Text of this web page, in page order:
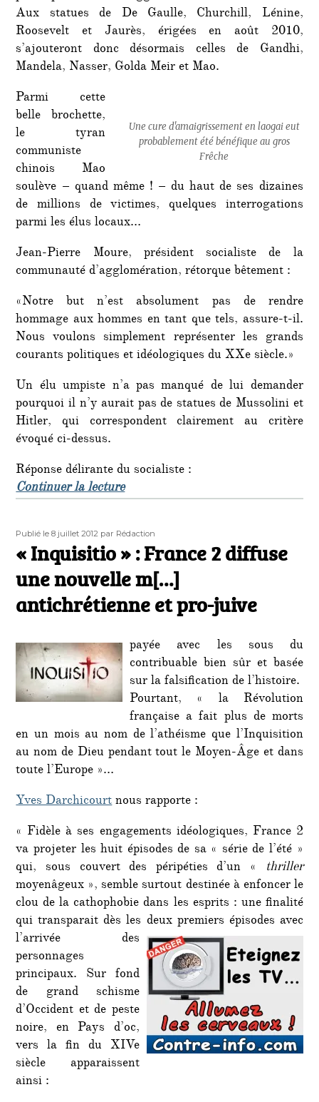
Aux statues de De Gaulle, Churchill, Lénine,
Roosevelt et Jaurès, érigées en août 2010,
s’ajouteront donc désormais celles de Gandhi,
Mandela, Nasser, Golda Meir et Mao.
Une cure d'amaigrissement en laogai eut
probablement été bénéfique au gros
Frêche
Parmi cette
belle brochette,
le tyran
communiste
chinois Mao
soulève – quand même ! – du haut de ses dizaines
de millions de victimes, quelques interrogations
parmi les élus locaux…
Jean-Pierre Moure, président socialiste de la
communauté d’agglomération, rétorque bêtement :
«Notre but n’est absolument pas de rendre
hommage aux hommes en tant que tels, assure-t-il.
Nous voulons simplement représenter les grands
courants politiques et idéologiques du XXe siècle.»
Un élu umpiste n’a pas manqué de lui demander
pourquoi il n’y aurait pas de statues de Mussolini et
Hitler, qui correspondent clairement au critère
évoqué ci-dessus.
Réponse délirante du socialiste :
Continuer la lecturede « Montpellier : le délire
Publié
Publié le 8 juillet 2012 Auteur
par Rédaction
« Inquisitio » : France 2 diffuse
une nouvelle m[…]
antichrétienne et pro-juive
payée avec les sous du
contribuable bien sûr et basée
sur la falsification de l’histoire.
Pourtant, « la Révolution
française a fait plus de morts
en un mois au nom de l’athéisme que l’Inquisition
au nom de Dieu pendant tout le Moyen-Âge et dans
toute l’Europe »…
Yves Darchicourtnous rapporte :
« Fidèle à ses engagements idéologiques, France 2
va projeter les huit épisodes de sa « série de l’été »
qui, sous couvert des péripéties d’un « thriller
moyenâgeux », semble surtout destinée à enfoncer le
clou de la cathophobie dans les esprits : une finalité
qui transparait dès les deux premiers épisodes avec
l’arrivée des
personnages
principaux. Sur fond
de grand schisme
d’Occident et de peste
noire, en Pays d’oc,
vers la fin du XIVe
siècle apparaissent
ainsi :